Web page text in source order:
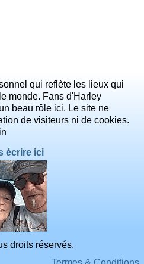
qui reflète les lieux qui
monde. Fans d'Harley
beau rôle ici. Le site ne
de visiteurs ni de cookies.
écrire ici
droits réservés.